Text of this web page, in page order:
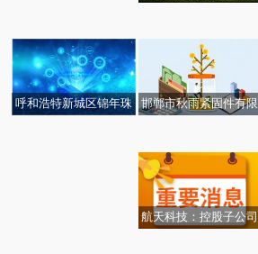
呼和浩特新城区锦年珠
邯郸市秋雨紧固件有限
航天科技：控股子公司